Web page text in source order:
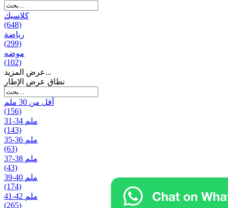
كلاسيك
(648)
رياضة
(299)
موضه
(102)
عرض المزيد...
نطاق عرض الإطار
أقل من 30 ملم
(156)
31-34 ملم
(143)
35-36 ملم
(63)
37-38 ملم
(43)
39-40 ملم
(174)
41-42 ملم
(265)